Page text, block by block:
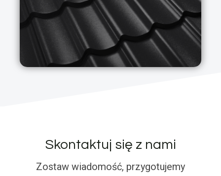
Skontaktuj się z nami
Zostaw wiadomość, przygotujemy